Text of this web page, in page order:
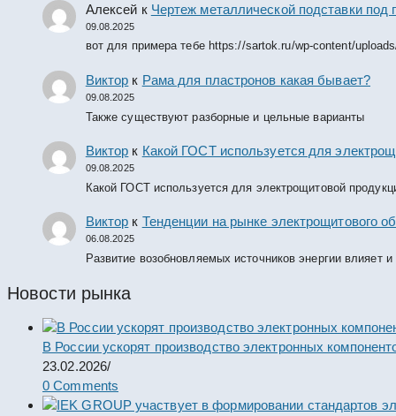
Алексей к Чертеж металлической подставки
09.08.2025
вот для примера тебе https://sartok.ru/wp-content/
Виктор к Рама для пластронов какая бывает?
09.08.2025
Также существуют разборные и цельные варианты
Виктор к Какой ГОСТ используется для
09.08.2025
Какой ГОСТ используется для электрощитовой
Виктор к Тенденции на рынке электрощитового
06.08.2025
Развитие возобновляемых источников энергии влияет
Новости рынка
В России ускорят производство электронных
23.02.2026/
0 Comments